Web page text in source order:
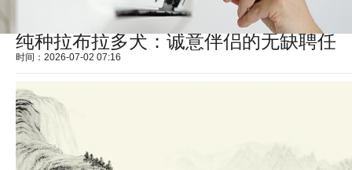
纯种拉布拉多犬：诚意伴侣的无缺聘任
时间：2026-07-02 07:16